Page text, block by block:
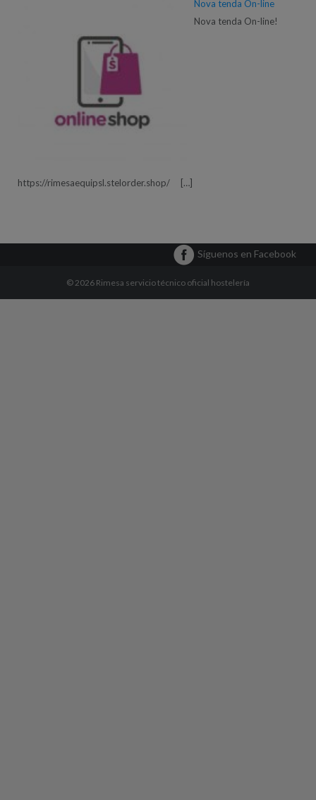
Nova tenda On-line
Nova tenda On-line!
https://rimesaequipsl.stelorder.shop/ […]
Síguenos en Facebook
© 2026 Rimesa servicio técnico oficial hostelería